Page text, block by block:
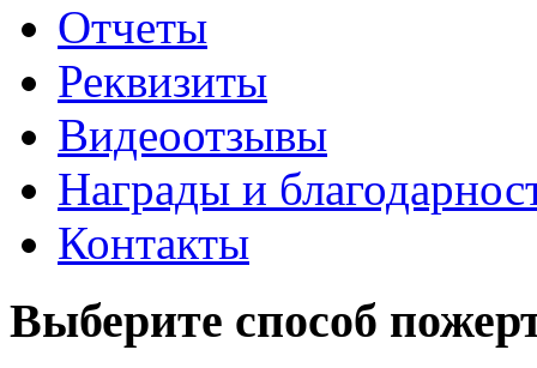
Отчеты
Реквизиты
Видеоотзывы
Награды и
Контакты
Выберите способ